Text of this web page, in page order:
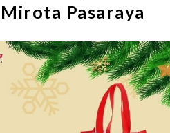
Pasaraya